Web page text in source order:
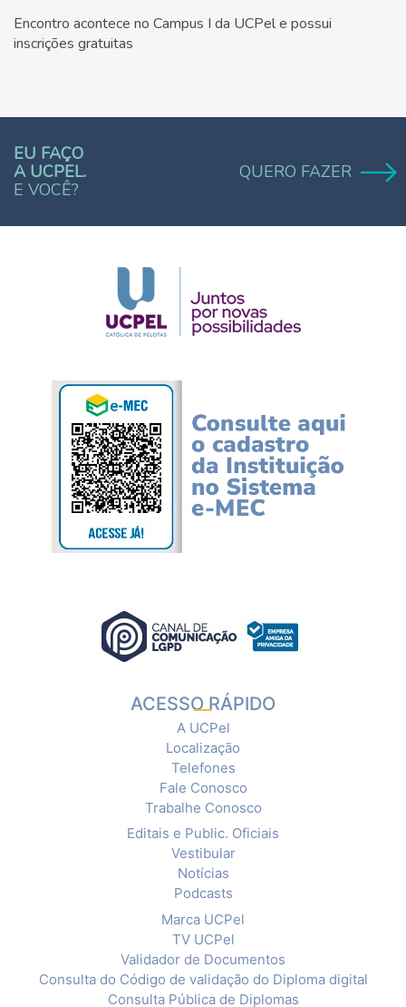
Encontro acontece no Campus I da UCPel e possui
inscrições gratuitas
EU FAÇO
A UCPEL.
E VOCÊ?
QUERO FAZER
ACESSO RÁPIDO
A UCPel
Localização
Telefones
Fale Conosco
Trabalhe Conosco
Editais e Public. Oficiais
Vestibular
Notícias
Podcasts
Marca UCPel
TV UCPel
Validador de Documentos
Consulta do Código de validação do Diploma digital
Consulta Pública de Diplomas